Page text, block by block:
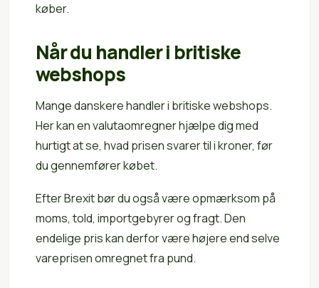
køber.
Når du handler i britiske
webshops
Mange danskere handler i britiske webshops.
Her kan en valutaomregner hjælpe dig med
hurtigt at se, hvad prisen svarer til i kroner, før
du gennemfører købet.
Efter Brexit bør du også være opmærksom på
moms, told, importgebyrer og fragt. Den
endelige pris kan derfor være højere end selve
vareprisen omregnet fra pund.